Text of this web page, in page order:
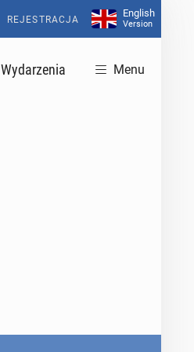
REJESTRACJA
English
Version
Wydarzenia Menu